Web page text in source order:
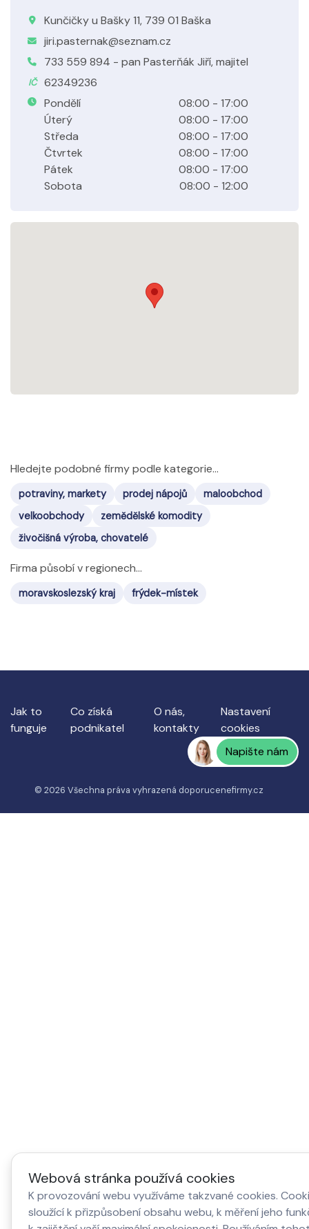
Webová stránka používá cookies
K provozování webu využíváme takzvané cookies.
sloužící k přizpůsobení obsahu webu, k měření jeho
Kunčičky u Bašky 11, 739 01 Baška
jiri.pasternak@seznam.cz
733 559 894 - pan Pasterňák Jiří, majitel
IČ
62349236
Pondělí
08:00 - 17:00
Úterý
08:00 - 17:00
Středa
08:00 - 17:00
Čtvrtek
08:00 - 17:00
Pátek
08:00 - 17:00
Sobota
08:00 - 12:00
Hledejte podobné firmy podle kategorie...
potraviny, markety prodej nápojů
maloobchod
velkoobchody
zemědělské komodity
živočišná výroba, chovatelé
Firma působí v regionech...
moravskoslezský kraj frýdek-místek
Jak to
funguje
Co získá
podnikatel
O nás,
kontakty
Nastavení
cookies
Napište nám
© 2026 Všechna práva vyhrazená doporucenefirmy.cz